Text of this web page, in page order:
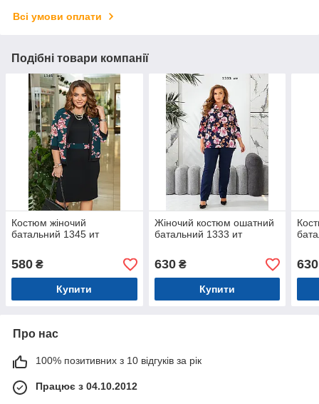
Всі умови оплати
Подібні товари компанії
Костюм жіночий
батальний 1345 ит
580 ₴
Купити
Жіночий костюм ошатний
батальний 1333 ит
630₴
Купити
630
Про нас
100% позитивних з 10 відгуків за рік
Працює з 04.10.2012